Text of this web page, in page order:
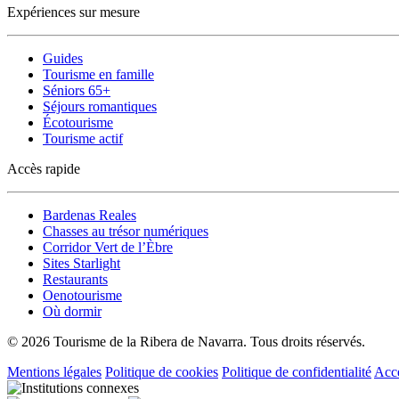
Expériences sur mesure
Guides
Tourisme en famille
Séniors 65+
Séjours romantiques
Écotourisme
Tourisme actif
Accès rapide
Bardenas Reales
Chasses au trésor numériques
Corridor Vert de l’Èbre
Sites Starlight
Restaurants
Oenotourisme
Où dormir
© 2026 Tourisme de la Ribera de Navarra. Tous droits réservés.
Mentions légales Politique de cookies Politique de confidentialité